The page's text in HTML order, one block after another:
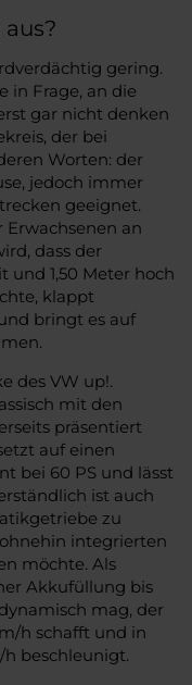
gering.
in Frage, an die
gar nicht denken
der bei
Worten: der
jedoch immer
geeignet.
Erwachsenen an
dass der
und 1,50 Meter hoch
klappt
bringt es auf
des VW up!.
mit den
präsentiert
auf einen
bei 60 PS und lässt
ist auch
zu
integrierten
möchte. Als
Akkufüllung bis
mag, der
h schafft und in
beschleunigt.